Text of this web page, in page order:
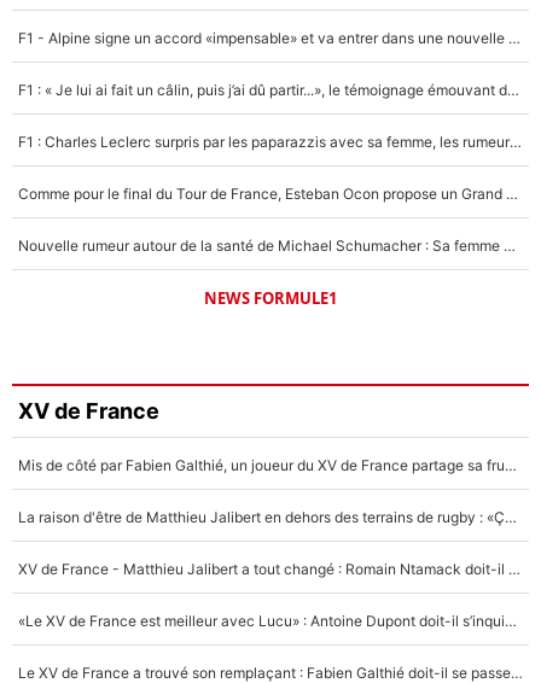
F1 - Alpine signe un accord «impensable» et va entrer dans une nouvelle dimension : Grande nouvelle pour Pierre Gasly !
F1 : « Je lui ai fait un câlin, puis j’ai dû partir...», le témoignage émouvant de Max Verstappen sur sa fille
F1 : Charles Leclerc surpris par les paparazzis avec sa femme, les rumeurs étaient vraies !
Comme pour le final du Tour de France, Esteban Ocon propose un Grand Prix de Formule 1 à Paris : «Autour de l’Arc de Triomphe, ce serait génial» !
Nouvelle rumeur autour de la santé de Michael Schumacher : Sa femme Corinna sort du silence
NEWS FORMULE1
XV de France
Mis de côté par Fabien Galthié, un joueur du XV de France partage sa frustration : «ils ne me l’ont pas dit tout de suite»
La raison d'être de Matthieu Jalibert en dehors des terrains de rugby : «Ça m'atteint autant que si tu touches à un membre de ma famille»
XV de France - Matthieu Jalibert a tout changé : Romain Ntamack doit-il s’inquiéter pour sa place à un an de la Coupe du monde ?
«Le XV de France est meilleur avec Lucu» : Antoine Dupont doit-il s’inquiéter pour sa place ?
Le XV de France a trouvé son remplaçant : Fabien Galthié doit-il se passer d'Antoine Dupont ?